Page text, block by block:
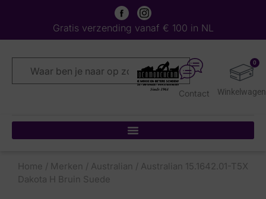
Gratis verzending vanaf € 100 in NL
0
Contact
Home / Merken / Australian / Australian 15.1642.01-T5X
Dakota H Bruin Suede